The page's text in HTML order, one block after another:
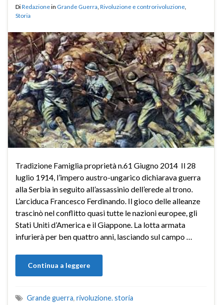
DiRedazionein Grande Guerra Rivoluzione e controrivoluzione
Storia
Tradizione Famiglia proprietà n.61 Giugno 2014 Il 28
luglio 1914, l’impero austro-ungarico dichiarava guerra
alla Serbia in seguito all’assassinio dell’erede al trono.
L’arciduca Francesco Ferdinando. Il gioco delle alleanze
trascinò nel conflitto quasi tutte le nazioni europee, gli
Stati Uniti d’America e il Giappone. La lotta armata
infurierà per ben quattro anni, lasciando sul campo …
Continua a leggere
Grande guerra, rivoluzione. storia